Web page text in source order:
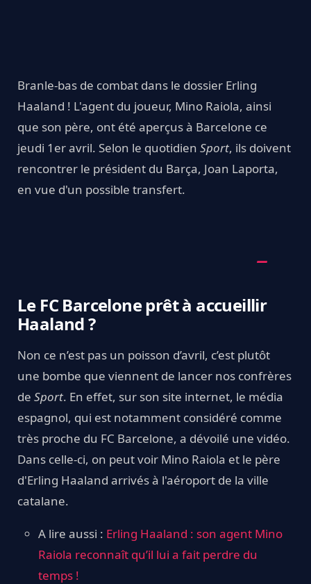
Branle-bas de combat dans le dossier Erling
Haaland ! L'agent du joueur, Mino Raiola, ainsi
que son père, ont été aperçus à Barcelone ce
jeudi 1er avril. Selon le quotidien Sport, ils doivent
rencontrer le président du Barça, Joan Laporta,
en vue d'un possible transfert.
Le FC Barcelone prêt à accueillir
Haaland ?
Non ce n’est pas un poisson d’avril, c’est plutôt
une bombe que viennent de lancer nos confrères
de Sport. En effet, sur son site internet, le média
espagnol, qui est notamment considéré comme
très proche du FC Barcelone, a dévoilé une vidéo.
Dans celle-ci, on peut voir Mino Raiola et le père
d'Erling Haaland arrivés à l'aéroport de la ville
catalane.
A lire aussi : Erling Haaland : son agent Mino
Raiola reconnaît qu’il lui a fait perdre du
temps !